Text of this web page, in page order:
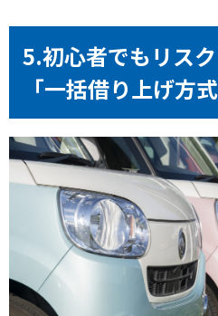
5.初心者でもリス
「一括借り上げ方式